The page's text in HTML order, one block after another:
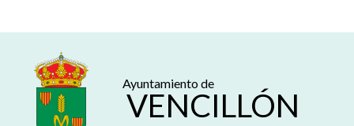
Ayuntamiento de
VENCILLÓN